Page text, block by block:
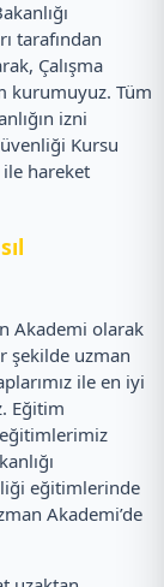
tarafından
Çalışma
kurumuyuz. Tüm
izni
Kursu
hareket
Akademi olarak
şekilde uzman
ile en iyi
Eğitim
eğitimlerinde
Akademi’de